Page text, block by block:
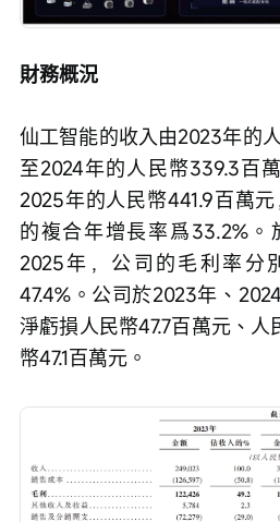
財務概況
仙工智能的收入由2023年的
至2024年的人民幣339.3百
2025年的人民幣441.9百萬
的複合年增長率爲33.2%。
2025年，公司的毛利率分
47.4%。公司於2023年、
淨虧損人民幣47.7百萬元、
幣47.1百萬元。